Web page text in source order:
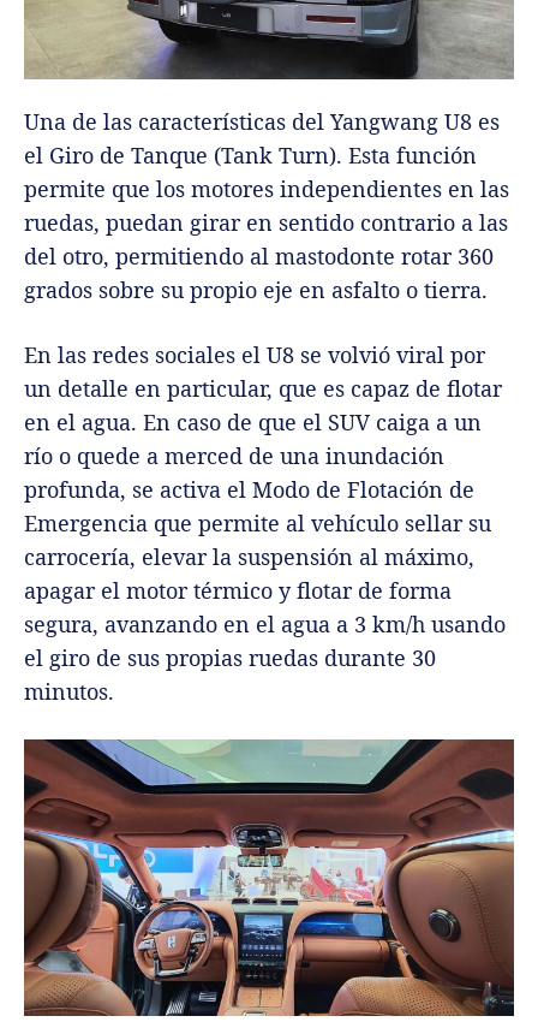
Una de las características del Yangwang U8 es
el Giro de Tanque (Tank Turn). Esta función
permite que los motores independientes en las
ruedas, puedan girar en sentido contrario a las
del otro, permitiendo al mastodonte rotar 360
grados sobre su propio eje en asfalto o tierra.
En las redes sociales el U8 se volvió viral por
un detalle en particular, que es capaz de flotar
en el agua. En caso de que el SUV caiga a un
río o quede a merced de una inundación
profunda, se activa el Modo de Flotación de
Emergencia que permite al vehículo sellar su
carrocería, elevar la suspensión al máximo,
apagar el motor térmico y flotar de forma
segura, avanzando en el agua a 3 km/h usando
el giro de sus propias ruedas durante 30
minutos.